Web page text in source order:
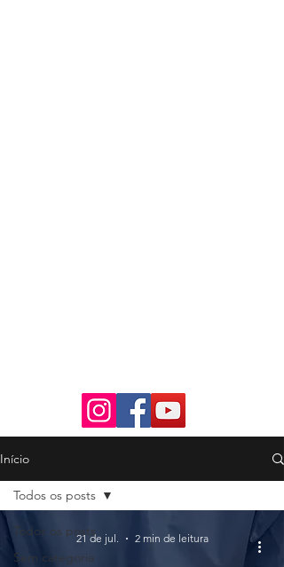
Início
Todos os posts
Sem categoria
Todos os posts
21 de jul. 2 min de leitura